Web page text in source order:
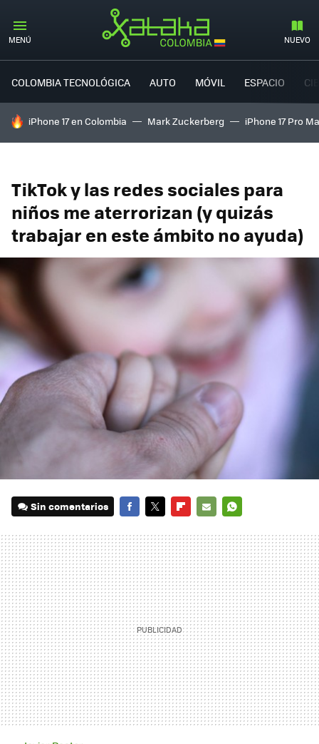
MENÚ NUEVO
COLOMBIA TECNOLÓGICA AUTO MÓVIL ESPACIO
HOY SE HABLA DE
iPhone 17 en Colombia Mark Zuckerberg iPhone 17 Pro
TikTok y las redes sociales para
niños me aterrorizan (y quizás
trabajar en este ámbito no ayuda)
Sin comentarios
MAIL